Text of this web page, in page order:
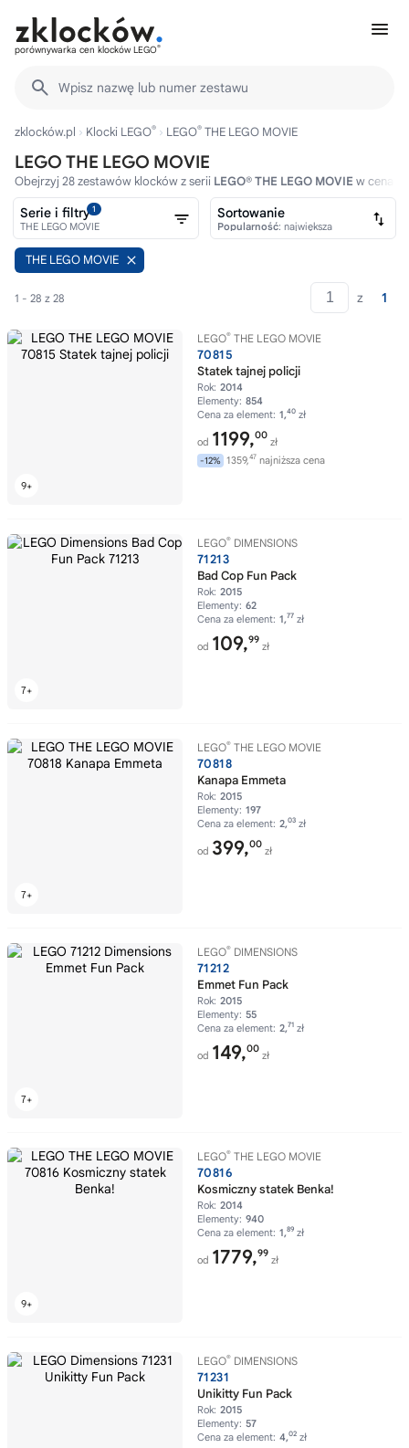
porównywarka cen klocków LEGO®
Wpisz nazwę lub numer zestawu
zklocków.pl Klocki LEGO® LEGO® THE LEGO MOVIE
LEGO THE LEGO MOVIE
Obejrzyj 28 zestawów klocków z serii LEGO® THE LEGO MOVIE w cenach
THE LEGO MOVIE
1 - 28 z 28 z 1
LEGO® THE LEGO MOVIE
70815
Statek tajnej policji
Rok: 2014
Elementy: 854
Cena za element: 1,40 zł
od 1199,00
zł
-12% 1359,47 najniższa cena
LEGO® DIMENSIONS
71213
Bad Cop Fun Pack
Rok: 2015
Elementy: 62
Cena za element: 1,77 zł
od 109,99
zł
LEGO® THE LEGO MOVIE
70818
Kanapa Emmeta
Rok: 2015
Elementy: 197
Cena za element: 2,03 zł
od 399,00
zł
LEGO® DIMENSIONS
71212
Emmet Fun Pack
Rok: 2015
Elementy: 55
Cena za element: 2,71 zł
od 149,00
zł
LEGO® THE LEGO MOVIE
70816
Kosmiczny statek Benka!
Rok: 2014
Elementy: 940
Cena za element: 1,89 zł
od 1779,99
zł
LEGO® DIMENSIONS
71231
Unikitty Fun Pack
Rok: 2015
Elementy: 57
Cena za element: 4,02 zł
Serie i filtry1
THE LEGO MOVIE
Sortowanie
Popularność: największa